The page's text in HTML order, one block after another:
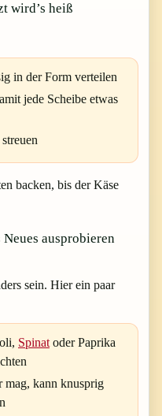
wird’s heiß
in der Form verteilen
jede Scheibe etwas
backen, bis der Käse
ausprobieren
sein. Hier ein paar
Spinat oder Paprika
mag, kann knusprig